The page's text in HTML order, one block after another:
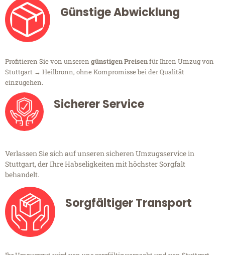
Günstige Abwicklung
Profitieren Sie von unseren günstigen Preisenfür Ihren Umzug von
Stuttgart → Heilbronn, ohne Kompromisse bei der Qualität
einzugehen.
Sicherer Service
Verlassen Sie sich auf unseren sicheren Umzugsservice in
Stuttgart, der Ihre Habseligkeiten mit höchster Sorgfalt
behandelt.
Sorgfältiger Transport